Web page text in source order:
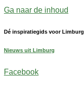
Ga naar de inhoud
Dé inspiratiegids voor Limburg
Nieuws uit Limburg
Facebook